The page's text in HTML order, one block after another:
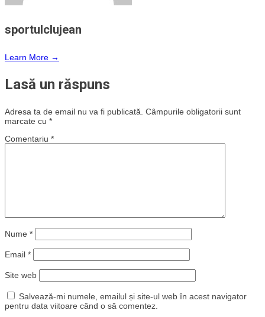
sportulclujean
Learn More →
Lasă un răspuns
Adresa ta de email nu va fi publicată. Câmpurile obligatorii sunt
marcate cu *
Comentariu *
Nume *
Email *
Site web
Salvează-mi numele, emailul și site-ul web în acest navigator
pentru data viitoare când o să comentez.